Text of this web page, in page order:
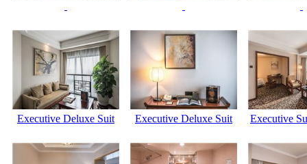
Executive Deluxe Suit Executive Deluxe Suit Executive